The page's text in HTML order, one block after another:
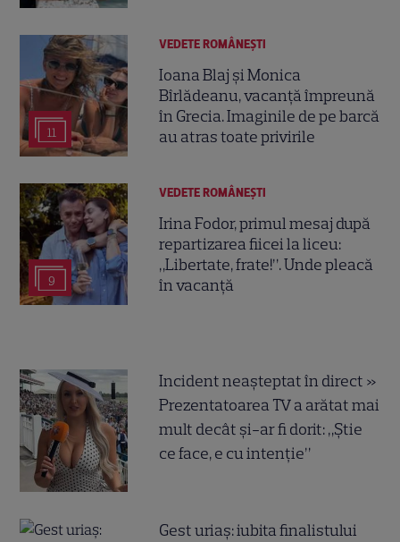
11
VEDETE ROMÂNEŞTI
Ioana Blaj și Monica
Bîrlădeanu, vacanță împreună
în Grecia. Imaginile de pe barcă
au atras toate privirile
9
VEDETE ROMÂNEŞTI
Irina Fodor, primul mesaj după
repartizarea fiicei la liceu:
„Libertate, frate!”. Unde pleacă
în vacanță
Incident neașteptat în direct »
Prezentatoarea TV a arătat mai
mult decât și-ar fi dorit: „Știe
ce face, e cu intenție”
Gest uriaș: iubita finalistului